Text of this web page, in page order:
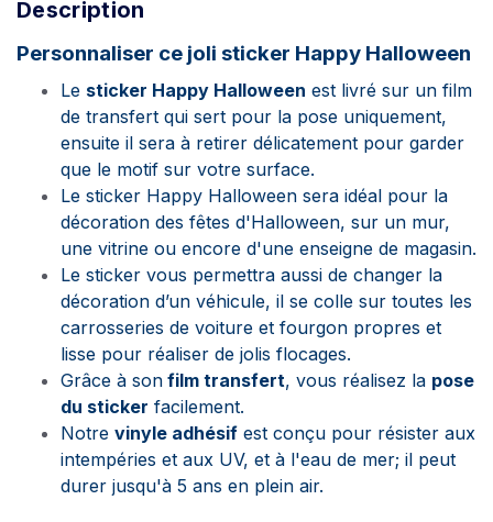
Description
Personnaliser ce joli sticker Happy Halloween
Le sticker Happy Halloween est livré sur un film
de transfert qui sert pour la pose uniquement,
ensuite il sera à retirer délicatement pour garder
que le motif sur votre surface.
Le sticker Happy Halloween sera idéal pour la
décoration des fêtes d'Halloween, sur un mur,
une vitrine ou encore d'une enseigne de magasin.
Le sticker vous permettra aussi de changer la
décoration d’un véhicule, il se colle sur toutes les
carrosseries de voiture et fourgon propres et
lisse pour réaliser de jolis flocages.
Grâce à son film transfert, vous réalisez la pose
du sticker facilement.
Notre vinyle adhésif est conçu pour résister aux
intempéries et aux UV, et à l'eau de mer; il peut
durer jusqu'à 5 ans en plein air.